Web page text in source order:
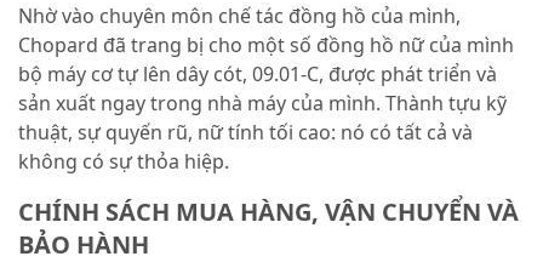
Nhờ vào chuyên môn chế tác đồng hồ của mình,
Chopard đã trang bị cho một số đồng hồ nữ của mình
bộ máy cơ tự lên dây cót, 09.01-C, được phát triển và
sản xuất ngay trong nhà máy của mình. Thành tựu kỹ
thuật, sự quyến rũ, nữ tính tối cao: nó có tất cả và
không có sự thỏa hiệp.
CHÍNH SÁCH MUA HÀNG, VẬN CHUYỂN VÀ
BẢO HÀNH